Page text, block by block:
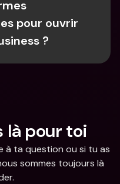
pour ouvrir
?
là pour toi
à ta question ou si tu as
sommes toujours là